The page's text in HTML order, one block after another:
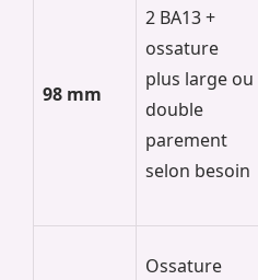
98 mm
2 BA13 +
ossature
plus large ou
double
parement
selon besoin
Ossature